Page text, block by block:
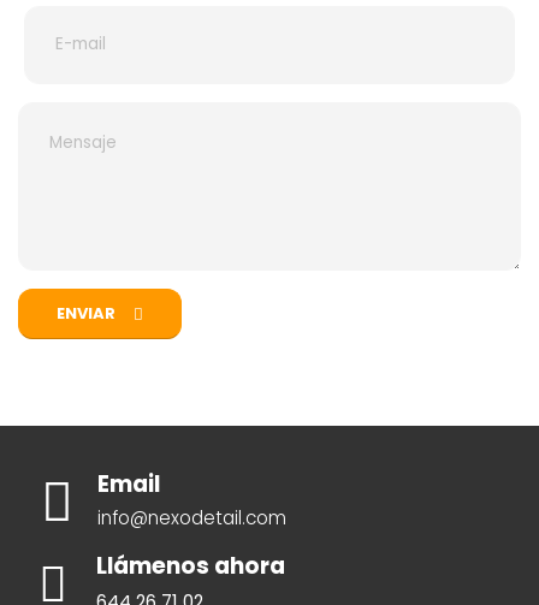
ENVIAR
Email
info@nexodetail.com
Llámenos ahora